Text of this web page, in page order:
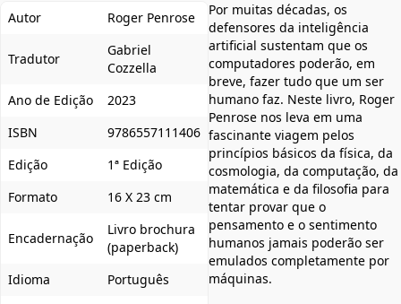
Autor Roger Penrose
Tradutor
Gabriel
Cozzella
Ano de Edição
2023
ISBN
9786557111406
Edição
1ª Edição
Formato
16 X 23 cm
Encadernação
Livro brochura
(paperback)
Idioma
Português
Por muitas décadas, os
defensores da inteligência
artificial sustentam que os
computadores poderão, em
breve, fazer tudo que um ser
humano faz. Neste livro, Roger
Penrose nos leva em uma
fascinante viagem pelos
princípios básicos da física, da
cosmologia, da computação, da
matemática e da filosofia para
tentar provar que o
pensamento e o sentimento
humanos jamais poderão ser
emulados completamente por
máquinas.